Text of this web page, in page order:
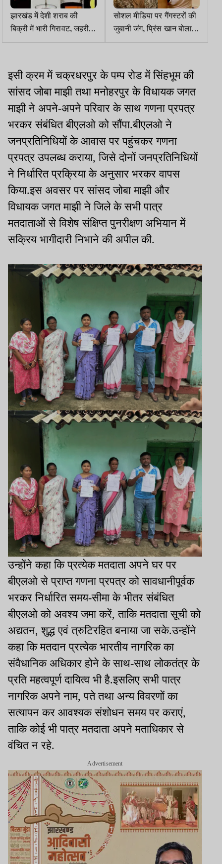
झारखंड में देशी शराब की
बिक्री में भारी गिरावट, जहरीली
शराबकांड का खतरा बढ़ा
सोशल मीडिया पर गैंगस्टरों की
जुबानी जंग, प्रिंस खान बोला-
जल्द तुम्हें व तुम्हारे आजाद को
शुरू किया, अंत हम करेंगे
इसी क्रम में चक्रधरपुर के पम्प रोड में सिंहभूम की
सांसद जोबा माझी तथा मनोहरपुर के विधायक जगत
माझी ने अपने-अपने परिवार के साथ गणना प्रपत्र
भरकर संबंधित बीएलओ को सौंपा.बीएलओ ने
जनप्रतिनिधियों के आवास पर पहुंचकर गणना
प्रपत्र उपलब्ध कराया, जिसे दोनों जनप्रतिनिधियों
ने निर्धारित प्रक्रिया के अनुसार भरकर वापस
किया.इस अवसर पर सांसद जोबा माझी और
विधायक जगत माझी ने जिले के सभी पात्र
मतदाताओं से विशेष संक्षिप्त पुनरीक्षण अभियान में
सक्रिय भागीदारी निभाने की अपील की.
उन्होंने कहा कि प्रत्येक मतदाता अपने घर पर
बीएलओ से प्राप्त गणना प्रपत्र को सावधानीपूर्वक
भरकर निर्धारित समय-सीमा के भीतर संबंधित
बीएलओ को अवश्य जमा करें, ताकि मतदाता सूची को
अद्यतन, शुद्ध एवं त्रुटिरहित बनाया जा सके.उन्होंने
कहा कि मतदान प्रत्येक भारतीय नागरिक का
संवैधानिक अधिकार होने के साथ-साथ लोकतंत्र के
प्रति महत्वपूर्ण दायित्व भी है.इसलिए सभी पात्र
नागरिक अपने नाम, पते तथा अन्य विवरणों का
सत्यापन कर आवश्यक संशोधन समय पर कराएं,
ताकि कोई भी पात्र मतदाता अपने मताधिकार से
वंचित न रहे.
Advertisement